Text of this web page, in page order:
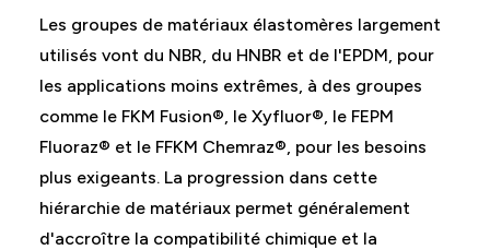
Les groupes de matériaux élastomères largement
utilisés vont du NBR, du HNBR et de l'EPDM, pour
les applications moins extrêmes, à des groupes
comme le FKM Fusion®, le Xyfluor®, le FEPM
Fluoraz® et le FFKM Chemraz®, pour les besoins
plus exigeants. La progression dans cette
hiérarchie de matériaux permet généralement
d'accroître la compatibilité chimique et la